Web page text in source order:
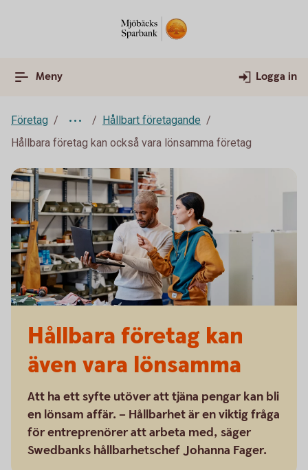
Meny Logga in
Företag
Hållbart företagande
Hållbara företag kan också vara lönsamma företag
Hållbara företag kan
även vara lönsamma
Att ha ett syfte utöver att tjäna pengar kan bli
en lönsam affär. – Hållbarhet är en viktig fråga
för entreprenörer att arbeta med, säger
Swedbanks hållbarhetschef Johanna Fager.